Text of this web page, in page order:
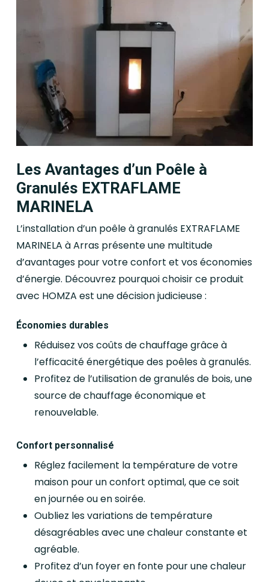
Les Avantages d’un Poêle à
Granulés EXTRAFLAME
MARINELA
L’installation d’un poêle à granulés EXTRAFLAME
MARINELA à Arras présente une multitude
d’avantages pour votre confort et vos économies
d’énergie. Découvrez pourquoi choisir ce produit
avec HOMZA est une décision judicieuse :
Économies durables
Réduisez vos coûts de chauffage grâce à
l’efficacité énergétique des poêles à granulés.
Profitez de l’utilisation de granulés de bois, une
source de chauffage économique et
renouvelable.
Confort personnalisé
Réglez facilement la température de votre
maison pour un confort optimal, que ce soit
en journée ou en soirée.
Oubliez les variations de température
désagréables avec une chaleur constante et
agréable.
Profitez d’un foyer en fonte pour une chaleur